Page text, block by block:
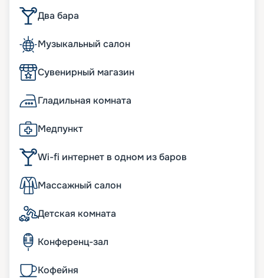
Два бара
Музыкальный салон
Сувенирный магазин
Гладильная комната
Медпункт
Wi-fi интернет в одном из баров
Массажный салон
Детская комната
Конференц-зал
Кофейня